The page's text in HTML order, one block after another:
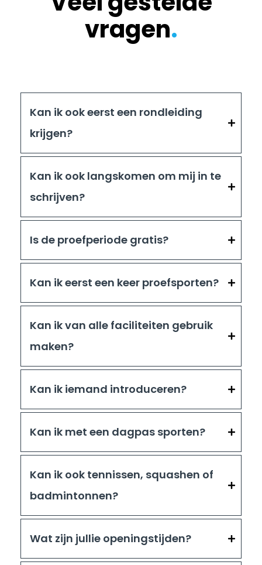
vragen.
Kan ik ook eerst een rondleiding
krijgen?
Kan ik ook langskomen om mij in te
schrijven?
Is de proefperiode gratis?
Kan ik eerst een keer proefsporten?
Kan ik van alle faciliteiten gebruik
maken?
Kan ik iemand introduceren?
Kan ik met een dagpas sporten?
Kan ik ook tennissen, squashen of
badmintonnen?
Wat zijn jullie openingstijden?